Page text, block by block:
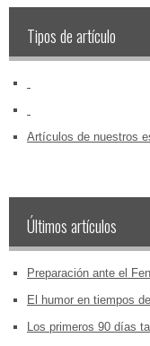
Tipos de artículo
Artículos de nuestros
Últimos artículos
Preparación ante el
El humor en tiempos
Los primeros 90 días